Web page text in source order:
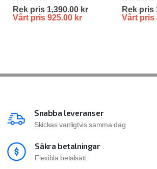
0out of 5
Rek pris1,390.00kr
Vårt pris 925.00 kr
0out of
Rek pris
Vårt pris
Snabba leveranser
Skickas vanligtvis samma dag
Säkra betalningar
Flexibla betalsätt